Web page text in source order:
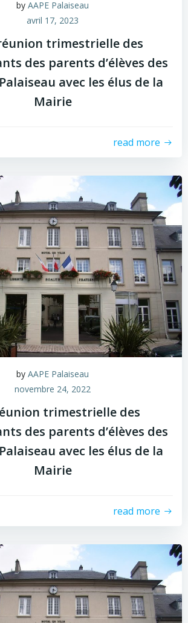
by AAPE Palaiseau
avril 17, 2023
trimestrielle des
des parents d’élèves des
avec les élus de la
Mairie
read more
by AAPE Palaiseau
novembre 24, 2022
trimestrielle des
des parents d’élèves des
avec les élus de la
Mairie
read more